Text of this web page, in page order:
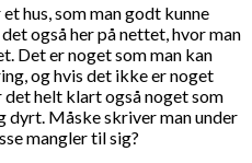
hus, som man godt kunne
også her på nettet, hvor man
Det er noget som man kan
og hvis det ikke er noget
helt klart også noget som
dyrt. Måske skriver man under
mangler til sig?